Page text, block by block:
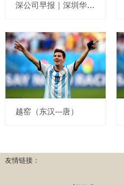
深公司早报｜深圳华强17天16板再发异常波动公告；*ST和科摘帽；传音控股财务负责人被留置立案；安车
越窑（东汉---唐）
友情链接：